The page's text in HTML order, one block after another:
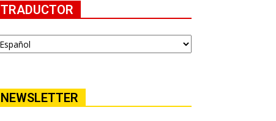
TRADUCTOR
NEWSLETTER